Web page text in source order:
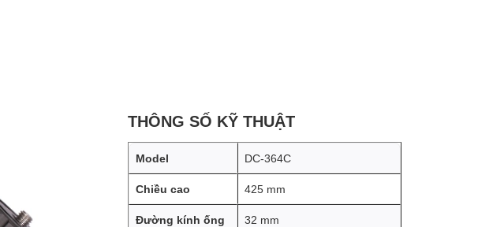
THÔNG SỐ KỸ THUẬT
Model DC-364C
Chiều cao 425 mm
Đường kính ống 32 mm